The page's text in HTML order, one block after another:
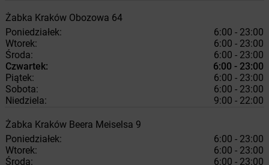
Żabka Kraków Obozowa 64
Poniedziałek:
6:00 - 23:00
Wtorek:
6:00 - 23:00
Środa:
6:00 - 23:00
Czwartek:
6:00 - 23:00
Piątek:
6:00 - 23:00
Sobota:
6:00 - 23:00
Niedziela:
9:00 - 22:00
Żabka Kraków Beera Meiselsa 9
Poniedziałek:
6:00 - 23:00
Wtorek:
6:00 - 23:00
Środa:
6:00 - 23:00